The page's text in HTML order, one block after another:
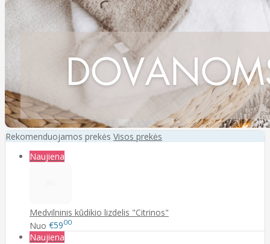
Rekomenduojamos prekės Visos prekės
Naujiena
Medvilninis kūdikio lizdelis "Citrinos"
Nuo €5900
Naujiena